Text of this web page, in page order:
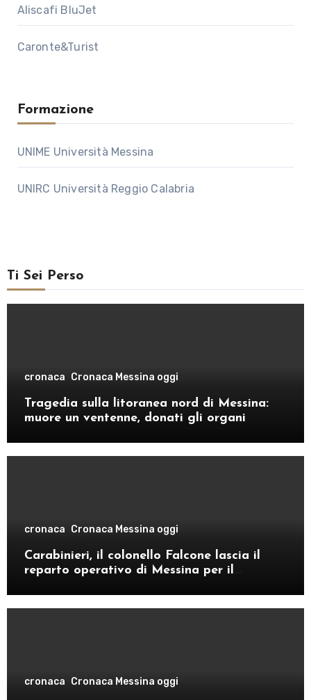
Aliscafi BluJet
Caronte&Turist
Formazione
UNIME Università Messina
UNIRC Università Reggio Calabria
Ti Sei Perso
cronaca Cronaca Messina oggi
Tragedia sulla litoranea nord di Messina:
muore un ventenne, donati gli organi
cronaca Cronaca Messina oggi
Carabinieri, il colonello Falcone lascia il
reparto operativo di Messina per il
cronaca Cronaca Messina oggi